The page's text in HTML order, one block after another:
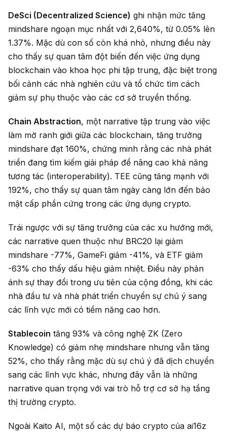
DeSci (Decentralized Science) ghi nhận mức tăng
mindshare ngoạn mục nhất với 2,640%, từ 0.05% lên
1.37%. Mặc dù con số còn khá nhỏ, nhưng điều này
cho thấy sự quan tâm đột biến đến việc ứng dụng
blockchain vào khoa học phi tập trung, đặc biệt trong
bối cảnh các nhà nghiên cứu và tổ chức tìm cách
giảm sự phụ thuộc vào các cơ sở truyền thống.
Chain Abstraction, một narrative tập trung vào việc
làm mờ ranh giới giữa các blockchain, tăng trưởng
mindshare đạt 160%, chứng minh rằng các nhà phát
triển đang tìm kiếm giải pháp để nâng cao khả năng
tương tác (interoperability). TEE cũng tăng mạnh với
192%, cho thấy sự quan tâm ngày càng lớn đến bảo
mật cấp phần cứng trong các ứng dụng crypto.
Trái ngược với sự tăng trưởng của các xu hướng mới,
các narrative quen thuộc như BRC20 lại giảm
mindshare -77%, GameFi giảm -41%, và ETF giảm
-63% cho thấy dấu hiệu giảm nhiệt. Điều này phản
ánh sự thay đổi trong ưu tiên của cộng đồng, khi các
nhà đầu tư và nhà phát triển chuyển sự chú ý sang
các lĩnh vực mới có tiềm năng cao hơn.
Stablecoin tăng 93% và công nghệ ZK (Zero
Knowledge) có giảm nhẹ mindshare nhưng vẫn tăng
52%, cho thấy rằng mặc dù sự chú ý đã dịch chuyển
sang các lĩnh vực khác, nhưng đây vẫn là những
narrative quan trọng với vai trò hỗ trợ cơ sở hạ tầng
thị trường crypto.
Ngoài Kaito AI, một số các dự báo crypto của ai16z